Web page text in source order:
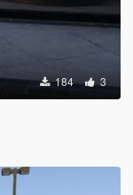
184 3